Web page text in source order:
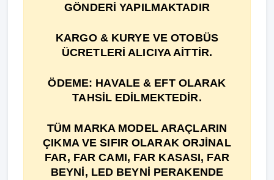
GÖNDERİ YAPILMAKTADIR
KARGO & KURYE VE OTOBÜS
ÜCRETLERİ ALICIYA AİTTİR.
ÖDEME: HAVALE & EFT OLARAK
TAHSİL EDİLMEKTEDİR.
TÜM MARKA MODEL ARAÇLARIN
ÇIKMA VE SIFIR OLARAK ORJİNAL
FAR, FAR CAMI, FAR KASASI, FAR
BEYNİ, LED BEYNİ PERAKENDE